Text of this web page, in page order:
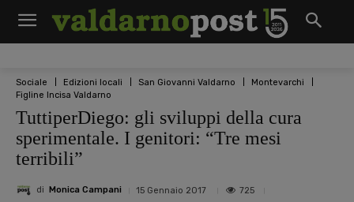
Sociale Edizioni locali San Giovanni Valdarno
Montevarchi
Figline Incisa Valdarno
TuttiperDiego: gli sviluppi della cura
sperimentale. I genitori: “Tre mesi
terribili”
di Monica Campani 15 Gennaio 2017 725